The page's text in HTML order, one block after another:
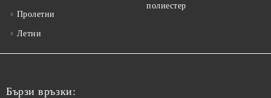
Пролетни
Летни
полиестер
Бързи връзки: